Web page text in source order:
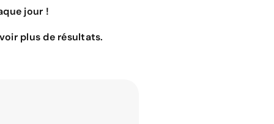
jour !
plus de résultats.